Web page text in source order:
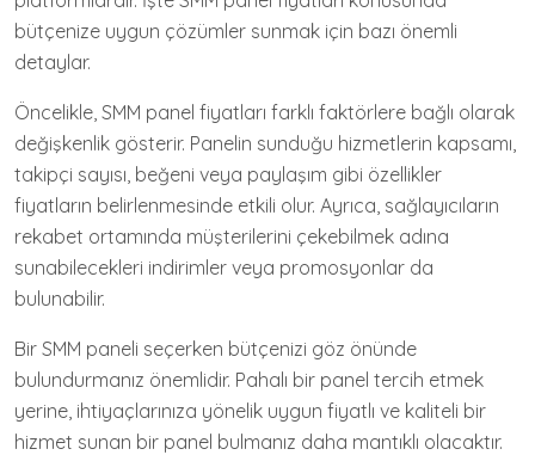
bütçenize uygun çözümler sunmak için bazı önemli
detaylar.
Öncelikle, SMM panel fiyatları farklı faktörlere bağlı olarak
değişkenlik gösterir. Panelin sunduğu hizmetlerin kapsamı,
takipçi sayısı, beğeni veya paylaşım gibi özellikler
fiyatların belirlenmesinde etkili olur. Ayrıca, sağlayıcıların
rekabet ortamında müşterilerini çekebilmek adına
sunabilecekleri indirimler veya promosyonlar da
bulunabilir.
Bir SMM paneli seçerken bütçenizi göz önünde
bulundurmanız önemlidir. Pahalı bir panel tercih etmek
yerine, ihtiyaçlarınıza yönelik uygun fiyatlı ve kaliteli bir
hizmet sunan bir panel bulmanız daha mantıklı olacaktır.